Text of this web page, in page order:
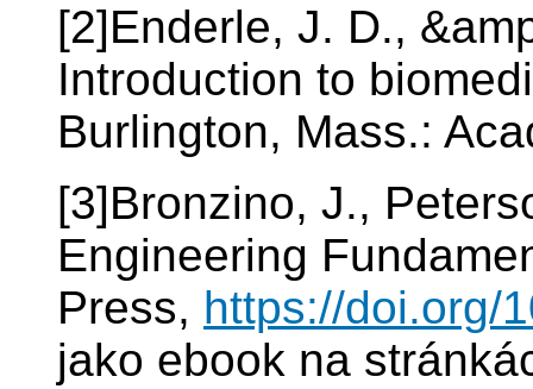
[2]Enderle, J. D.,
Introduction to
Burlington, Mass.:
[3]Bronzino, J.,
Engineering
Press, https://doi.org/
jako ebook na